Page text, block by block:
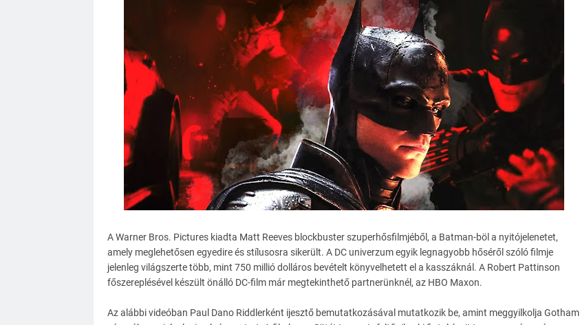
A Warner Bros. Pictures kiadta Matt Reeves blockbuster szuperhősfilmjéből, a Batman-böl a nyitójelenetet,
amely meglehetősen egyedire és stílusosra sikerült. A DC univerzum egyik legnagyobb hőséről szóló filmje
jelenleg világszerte több, mint 750 millió dolláros bevételt könyvelhetett el a kasszáknál. A Robert Pattinson
főszereplésével készült önálló DC-film már megtekinthető partnerünknél, az HBO Maxon.
Az alábbi videóban Paul Dano Riddlerként ijesztő bemutatkozásával mutatkozik be, amint meggyilkolja Gotham